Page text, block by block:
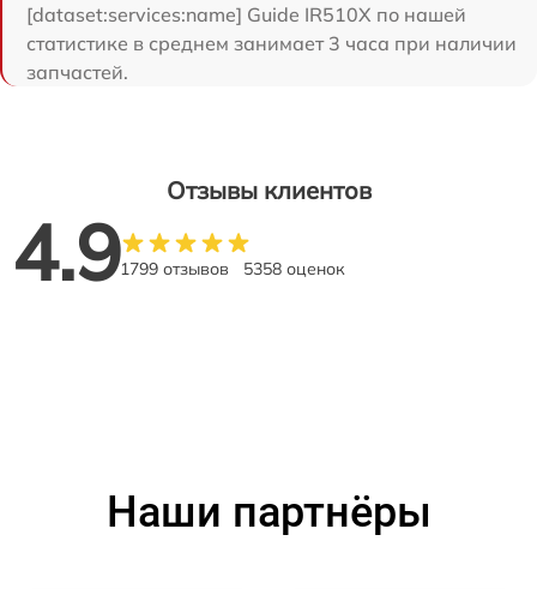
[dataset:services:name] Guide IR510X по нашей
статистике в среднем занимает 3 часа при наличии
запчастей.
Отзывы клиентов
4.91799 отзывов 5358 оценок
Наши партнёры